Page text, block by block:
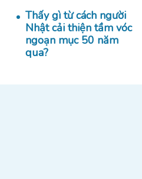
Thấy gì từ cách người
Nhật cải thiện tầm vóc
ngoạn mục 50 năm
qua?